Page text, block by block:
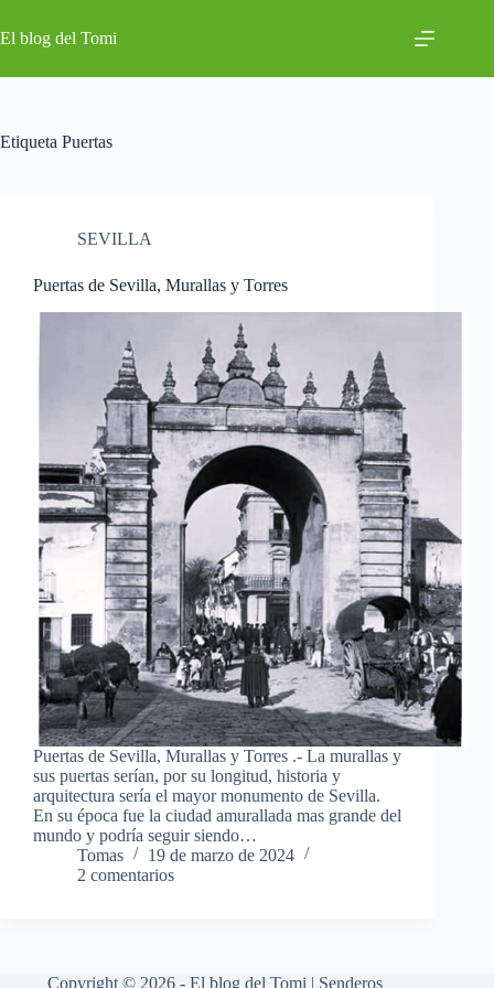
al
contenido
El blog del Tomi
Etiqueta Puertas
SEVILLA
Puertas de Sevilla, Murallas y Torres
Puertas de Sevilla, Murallas y Torres .- La murallas y
sus puertas serían, por su longitud, historia y
arquitectura sería el mayor monumento de Sevilla.
En su época fue la ciudad amurallada mas grande del
mundo y podría seguir siendo…
Tomas
19 de marzo de 2024
2 comentarios
Copyright © 2026 - El blog del Tomi | Senderos